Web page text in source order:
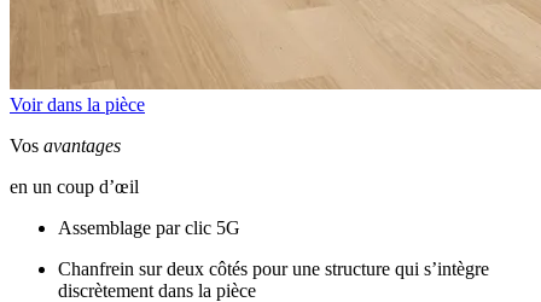
Voir dans la pièce
Vos avantages
en un coup d’œil
Assemblage par clic 5G
Chanfrein sur deux côtés pour une structure qui s’intègre
discrètement dans la pièce